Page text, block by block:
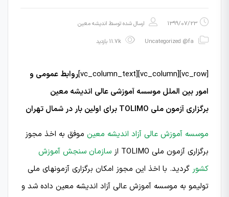
1399/07/23 ارسال شده توسط اندیشه معین
Uncategorized @fa
[vc_row][vc_column][vc_column_text]
روابط عمومی و
امور بین الملل موسسه آموزشی عالی اندیشه معین
برگزاری آزمون ملی TOLIMO برای اولین بار در شمال تهران
موسسه آموزش عالی آزاد اندیشه معین موفق به اخذ مجوز
برگزاری آزمون ملی TOLIMO از
سازمان سنجش آموزش
كشور گردید. با اخذ این مجوز امکان برگزاری آزمونهای ملی
تولیمو به موسسه آموزش عالی آزاد اندیشه معین داده شد و